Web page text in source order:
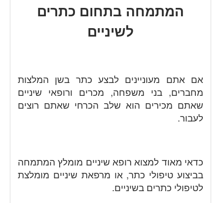
המתמחה בתחום כתרים
לשיניים
אם אתם מעוניינים לבצע כתר בשן המלצות
מחברים, בני משפחה, מכרים ורופאי שיניים
שאתם מכירים הוא שלב הכרחי שאתם רוצים
לעבור.
כדאי מאוד למצוא רופא שיניים מומלץ המתמחה
בביצוע טיפולי כתר, או מרפאת שיניים מומלצת
לטיפולי כתרים בשיניים.